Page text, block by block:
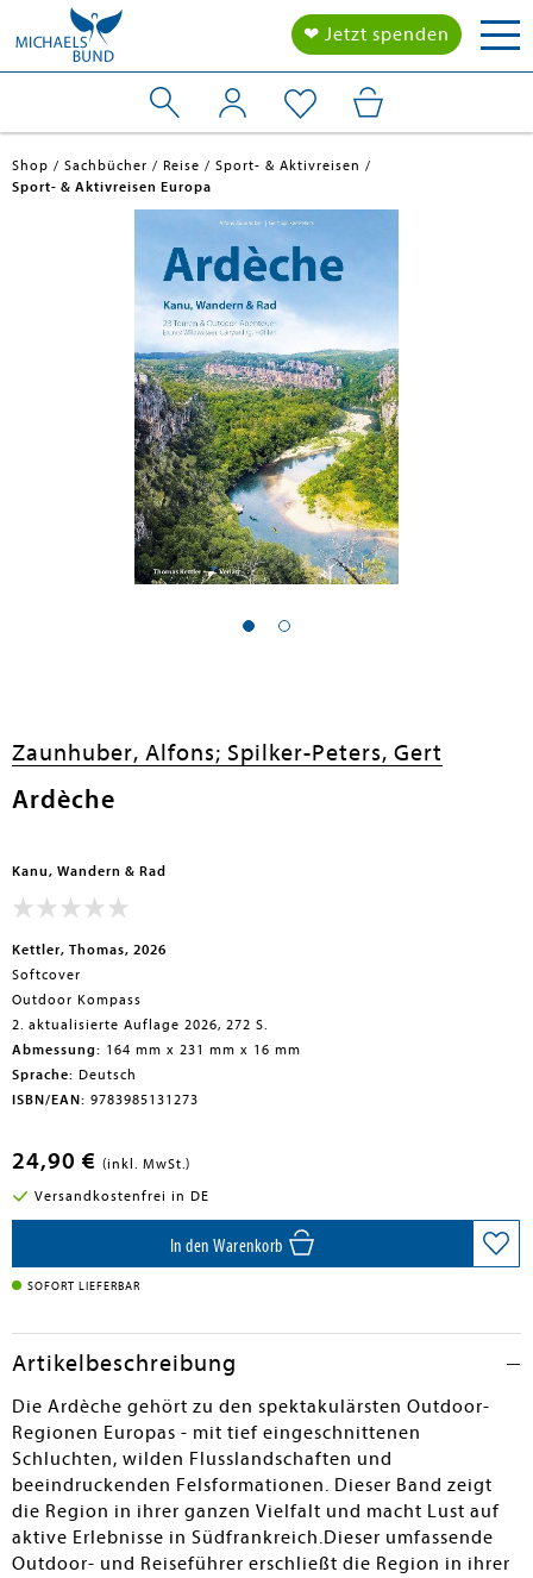
❤ Jetzt spenden
Shop Sachbücher Reise
Sport- & Aktivreisen
Sport- & Aktivreisen Europa
Zaunhuber, Alfons; Spilker-Peters, Gert
Ardèche
Kanu, Wandern & Rad
Kettler, Thomas, 2026
Softcover
Outdoor Kompass
2. aktualisierte Auflage 2026, 272 S.
Abmessung: 164 mm x 231 mm x 16 mm
Sprache: Deutsch
ISBN/EAN: 9783985131273
24,90 € (inkl. MwSt.)
Versandkostenfrei in DE
In den Warenkorb
SOFORT LIEFERBAR
Artikelbeschreibung
Die Ardèche gehört zu den spektakulärsten Outdoor-
Regionen Europas - mit tief eingeschnittenen
Schluchten, wilden Flusslandschaften und
beeindruckenden Felsformationen. Dieser Band zeigt
die Region in ihrer ganzen Vielfalt und macht Lust auf
aktive Erlebnisse in Südfrankreich.Dieser umfassende
Outdoor- und Reiseführer erschließt die Region in ihrer